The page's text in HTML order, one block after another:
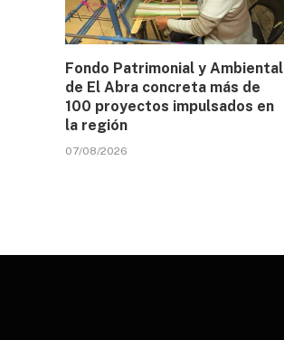
Fondo Patrimonial y Ambiental
de El Abra concreta más de
100 proyectos impulsados en
la región
07/08/2026